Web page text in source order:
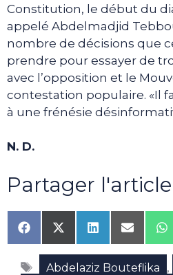
Constitution, le début du
appelé Abdelmadjid
nombre de décisions que
prendre pour essayer de
avec l’opposition et le
contestation populaire. «Il
à une frénésie
N. D.
Partager l'article
Share
on
Facebook
Share
on
X
(Twitter)
Share
on
LinkedIn
Share
on
Email
Étiquettes
Abdelaziz Bouteflika ,